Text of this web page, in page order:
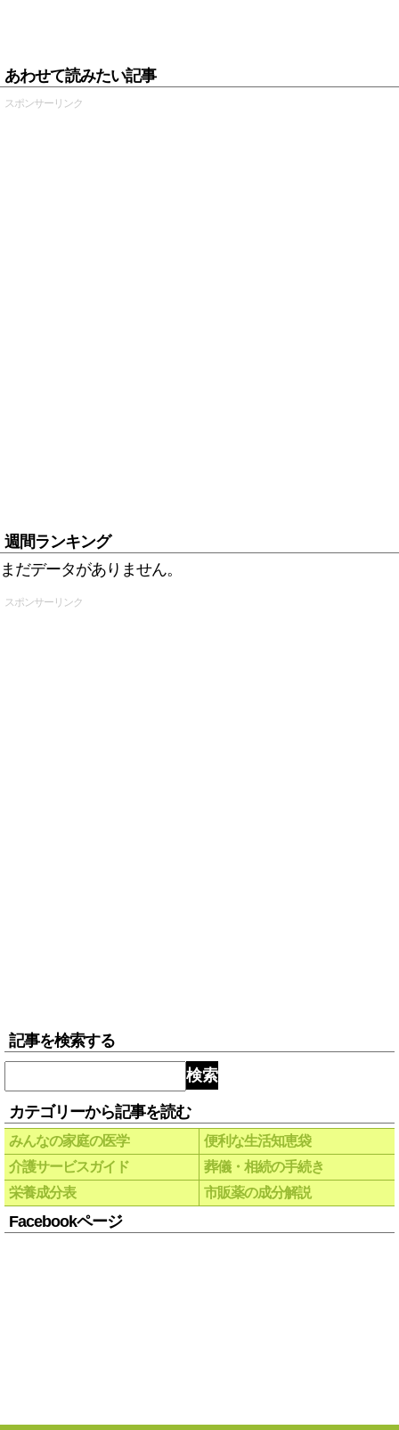
あわせて読みたい記事
スポンサーリンク
週間ランキング
まだデータがありません。
スポンサーリンク
記事を検索する
検索
カテゴリーから記事を読む
みんなの家庭の医学
便利な生活知恵袋
介護サービスガイド
葬儀・相続の手続き
栄養成分表
市販薬の成分解説
Facebookページ